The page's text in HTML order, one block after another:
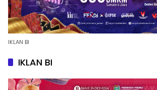
IKLAN BI
IKLAN BI